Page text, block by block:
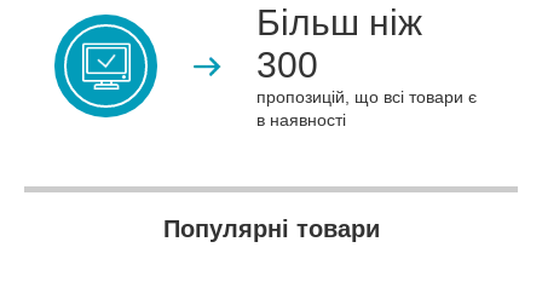
Більш ніж
300
пропозицій, що всі товари є
в наявності
Популярні товари